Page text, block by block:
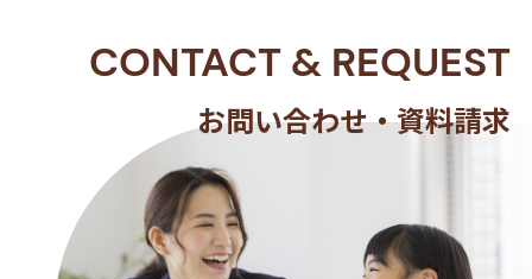
CONTACT & REQUEST
お問い合わせ・資料請求